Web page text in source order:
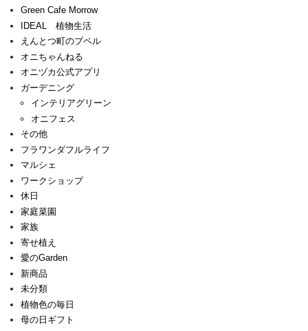
Green Cafe Morrow
IDEAL 植物生活
えんとつ町のプペル
オニちゃんねる
オニヅカ公式アプリ
ガーデニング
インテリアグリーン
オニフェス
その他
フラワンダフルライフ
マルシェ
ワークショップ
休日
家庭菜園
家族
寄せ植え
愛のGarden
新商品
未分類
植物色の毎日
母の日ギフト